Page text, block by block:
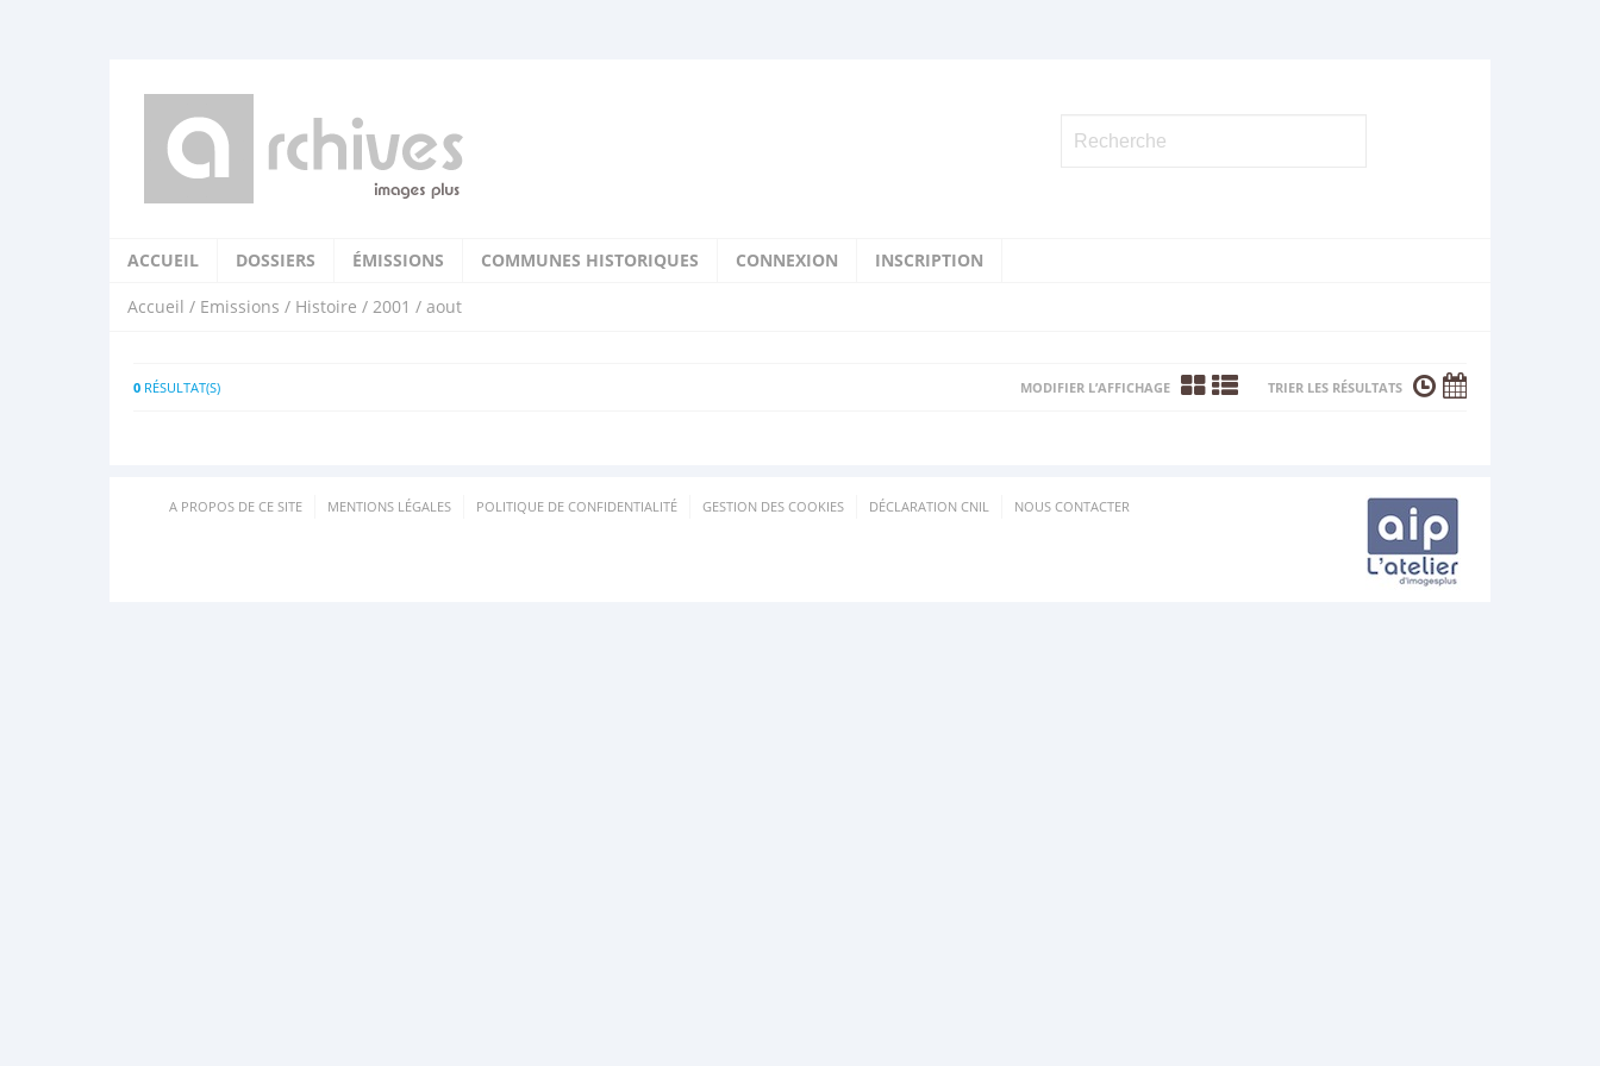
ACCUEIL DOSSIERS ÉMISSIONS COMMUNES HISTORIQUES CONNEXION INSCRIPTION
Accueil / Emissions / Histoire / 2001 / aout
0 RÉSULTAT(S) TRIER LES RÉSULTATS
MODIFIER L’AFFICHAGE
A PROPOS DE CE SITE MENTIONS LÉGALES POLITIQUE DE CONFIDENTIALITÉ GESTION DES COOKIES DÉCLARATION CNIL NOUS CONTACTER